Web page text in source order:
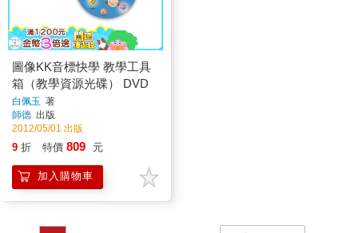
圖像KK音標快學 教學工具
箱（教學資源光碟） DVD
白佩玉 著
師德 出版
2012/05/01 出版
9 折 特價 809 元
加入購物車